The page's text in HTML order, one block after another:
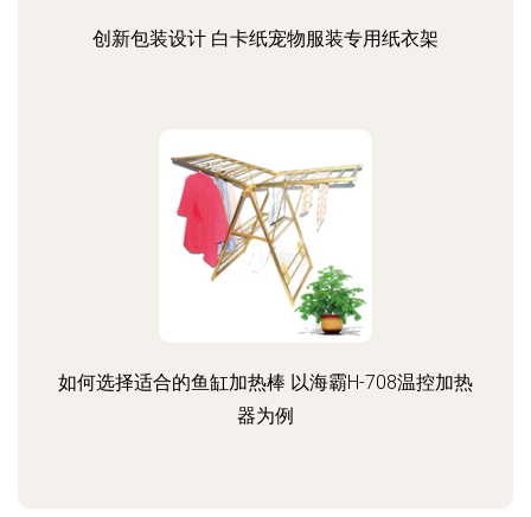
创新包装设计 白卡纸宠物服装专用纸衣架
如何选择适合的鱼缸加热棒 以海霸H-708温控加热
器为例